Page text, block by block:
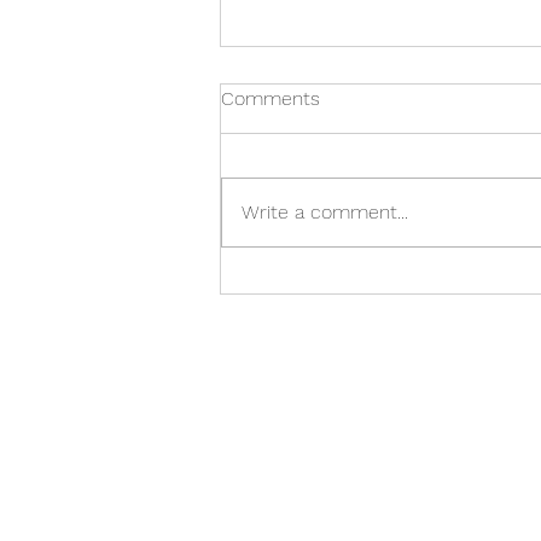
Comments
Write a comment...